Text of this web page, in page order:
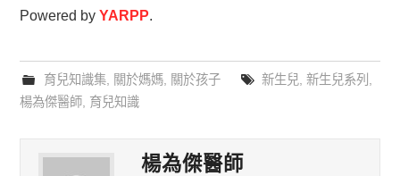
進方法、母乳與配
方奶差異|兒科醫
Powered byYARPP.
育兒知識集, 關於媽媽, 關於孩子 新生兒 新生兒系列
楊為傑醫師 育兒知識
楊為傑醫師